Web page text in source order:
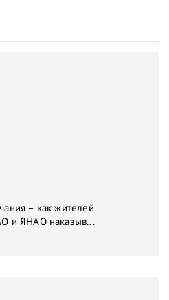
– как жителей
и ЯНАО наказыв...